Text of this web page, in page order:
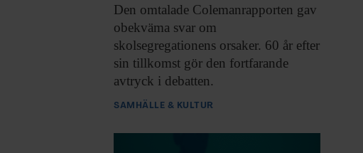
Den omtalade Colemanrapporten gav
obekväma svar om
skolsegregationens orsaker. 60 år efter
sin tillkomst gör den fortfarande
avtryck i debatten.
SAMHÄLLE & KULTUR